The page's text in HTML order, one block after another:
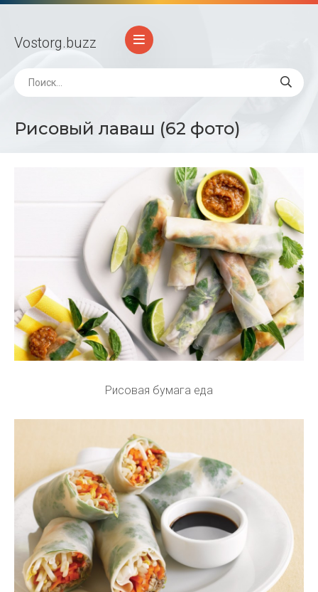
Vostorg.buzz
Рисовый лаваш (62 фото)
Рисовая бумага еда